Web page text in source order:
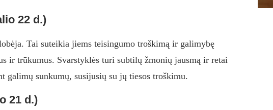
22 d.)
Tai suteikia jiems teisingumo troškimą ir galimybę
ir trūkumus. Svarstyklės turi subtilų žmonių jausmą ir retai
galimų sunkumų, susijusių su jų tiesos troškimu.
21 d.)